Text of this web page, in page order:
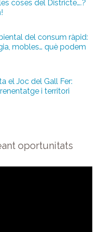
coses del Districte….?
del consum ràpid:
mobles… què podem
el Joc del Gall Fer:
i territori
oportunitats